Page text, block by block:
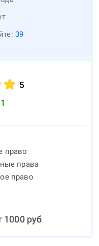
39
5
1
право
права
право
1000руб